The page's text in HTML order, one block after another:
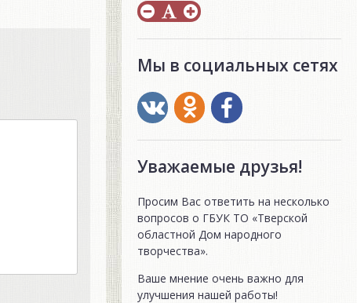
Мы в социальных сетях
Уважаемые друзья!
Просим Вас ответить на несколько
вопросов о ГБУК ТО «Тверской
областной Дом народного
творчества».
Ваше мнение очень важно для
улучшения нашей работы!